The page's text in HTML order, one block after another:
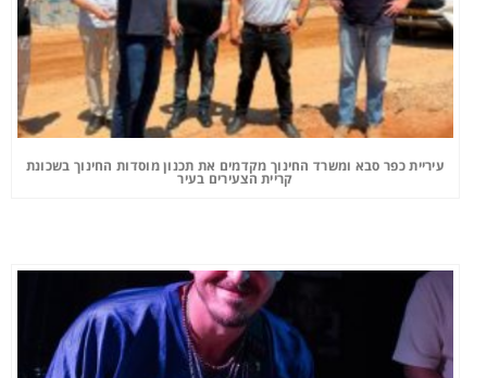
עיריית כפר סבא ומשרד החינוך מקדמים את תכנון מוסדות החינוך בשכונת
קריית הצעירים בעיר